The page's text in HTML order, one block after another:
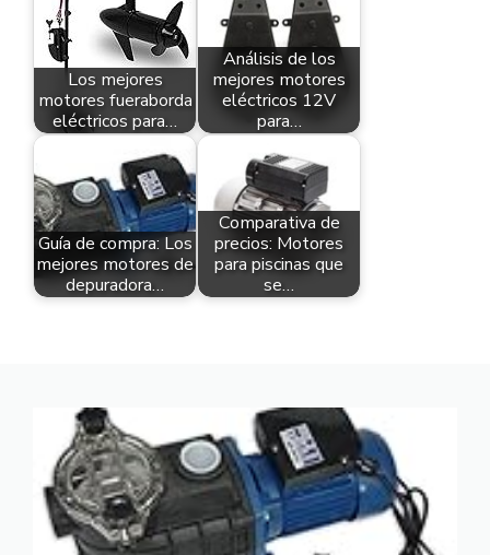
Los mejores
motores fueraborda
eléctricos para…
Análisis de los
mejores motores
eléctricos 12V
para…
Guía de compra: Los
mejores motores de
depuradora…
Comparativa de
precios: Motores
para piscinas que
se…